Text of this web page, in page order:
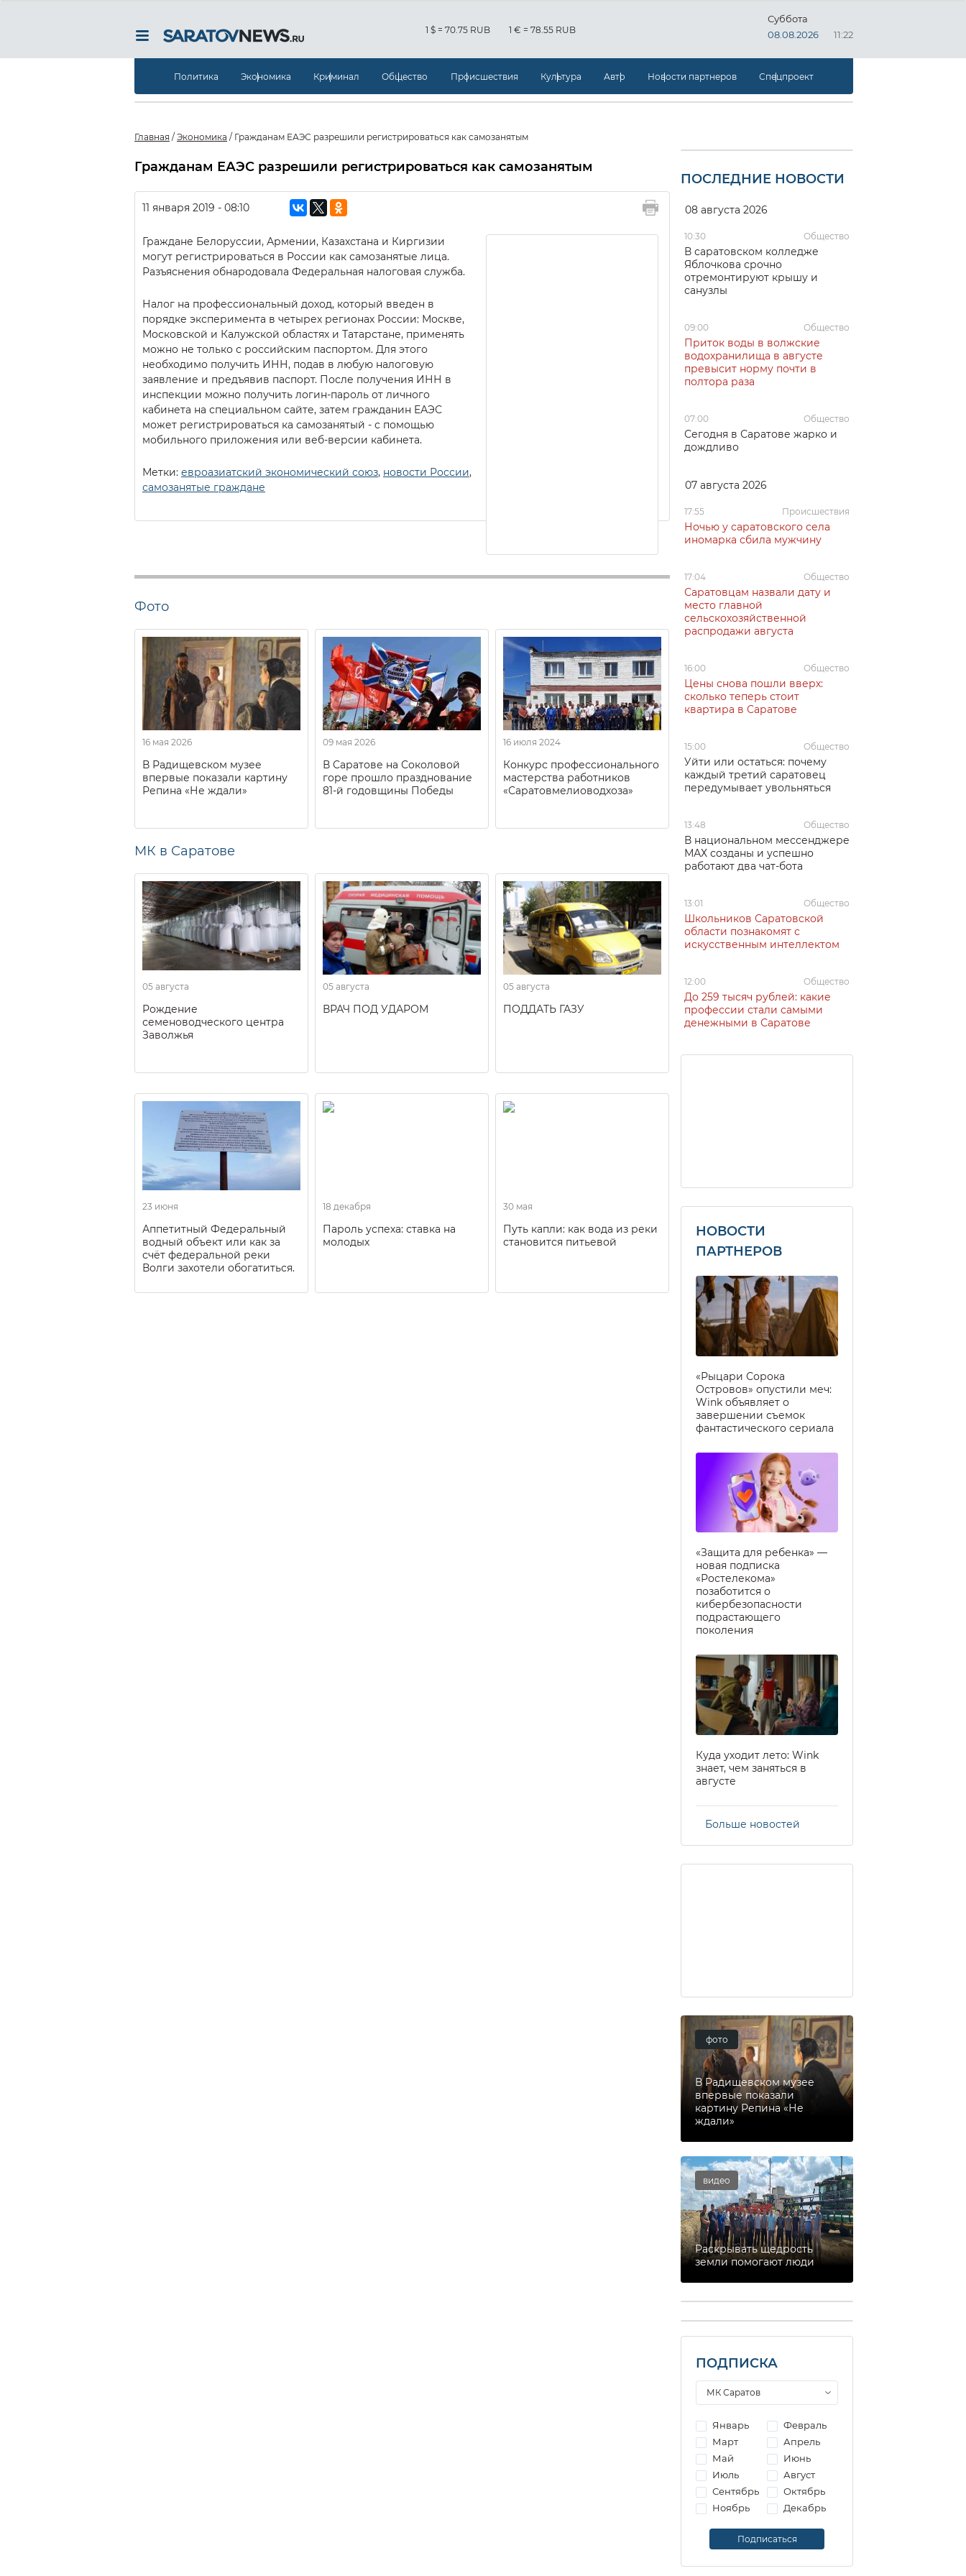
1 $ = 70.75 RUB 1 € = 78.55 RUB
Суббота
08.08.2026
11:22
Политика Экономика Криминал Общество Происшествия Культура Авто Новости партнеров Спецпроект
Главная / Экономика / Гражданам ЕАЭС разрешили регистрироваться как самозанятым
Гражданам ЕАЭС разрешили регистрироваться как самозанятым
11 января 2019 - 08:10
Граждане Белоруссии, Армении, Казахстана и Киргизии
могут регистрироваться в России как самозанятые лица.
Разъяснения обнародовала Федеральная налоговая служба.
Налог на профессиональный доход, который введен в
порядке эксперимента в четырех регионах России: Москве,
Московской и Калужской областях и Татарстане, применять
можно не только с российским паспортом. Для этого
необходимо получить ИНН, подав в любую налоговую
заявление и предъявив паспорт. После получения ИНН в
инспекции можно получить логин-пароль от личного
кабинета на специальном сайте, затем гражданин ЕАЭС
может регистрироваться ка самозанятый - с помощью
мобильного приложения или веб-версии кабинета.
Метки: евроазиатский экономический союз, новости России,
самозанятые граждане
Фото
16 мая 2026
В Радищевском музее
впервые показали картину
Репина «Не ждали»
09 мая 2026
В Саратове на Соколовой
горе прошло празднование
81-й годовщины Победы
16 июля 2024
Конкурс профессионального
мастерства работников
«Саратовмелиоводхоза»
МК в Саратове
05 августа
Рождение
семеноводческого центра
Заволжья
05 августа
ВРАЧ ПОД УДАРОМ
05 августа
ПОДДАТЬ ГАЗУ
23 июня
Аппетитный Федеральный
водный объект или как за
счёт федеральной реки
Волги захотели обогатиться.
18 декабря
Пароль успеха: ставка на
молодых
30 мая
Путь капли: как вода из реки
становится питьевой
ПОСЛЕДНИЕ НОВОСТИ
08 августа 2026
10:30 Общество
В саратовском колледже
Яблочкова срочно
отремонтируют крышу и
санузлы
09:00 Общество
Приток воды в волжские
водохранилища в августе
превысит норму почти в
полтора раза
07:00 Общество
Сегодня в Саратове жарко и
дождливо
07 августа 2026
17:55 Происшествия
Ночью у саратовского села
иномарка сбила мужчину
17:04 Общество
Саратовцам назвали дату и
место главной
сельскохозяйственной
распродажи августа
16:00 Общество
Цены снова пошли вверх:
сколько теперь стоит
квартира в Саратове
15:00 Общество
Уйти или остаться: почему
каждый третий саратовец
передумывает увольняться
13:48 Общество
В национальном мессенджере
МАХ созданы и успешно
работают два чат-бота
13:01 Общество
Школьников Саратовской
области познакомят с
искусственным интеллектом
12:00 Общество
До 259 тысяч рублей: какие
профессии стали самыми
денежными в Саратове
НОВОСТИ
ПАРТНЕРОВ
«Рыцари Сорока
Островов» опустили меч:
Wink объявляет о
завершении съемок
фантастического сериала
«Защита для ребенка» —
новая подписка
«Ростелекома»
позаботится о
кибербезопасности
подрастающего
поколения
Куда уходит лето: Wink
знает, чем заняться в
августе
Больше новостей
фото
В Радищевском музее
впервые показали
картину Репина «Не
ждали»
видео
Раскрывать щедрость
земли помогают люди
ПОДПИСКА
Январь
Февраль
Март
Апрель
Май
Июнь
Июль
Август
Сентябрь
Октябрь
Ноябрь
Декабрь